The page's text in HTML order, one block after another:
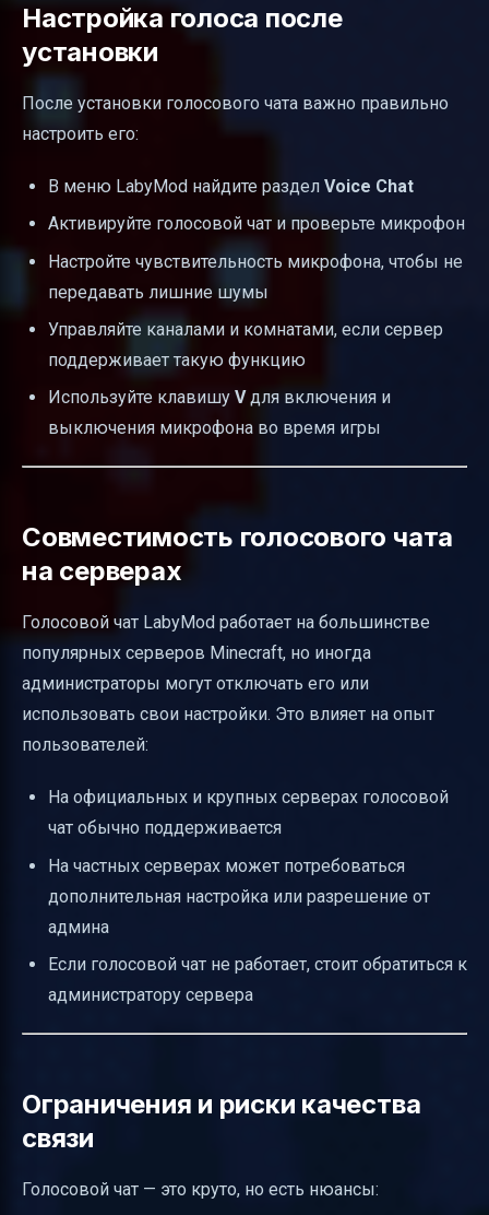
Настройка голоса после
установки
После установки голосового чата важно правильно
настроить его:
В меню LabyMod найдите раздел Voice Chat
Активируйте голосовой чат и проверьте микрофон
Настройте чувствительность микрофона, чтобы не
передавать лишние шумы
Управляйте каналами и комнатами, если сервер
поддерживает такую функцию
Используйте клавишу Vдля включения и
выключения микрофона во время игры
Совместимость голосового чата
на серверах
Голосовой чат LabyMod работает на большинстве
популярных серверов Minecraft, но иногда
администраторы могут отключать его или
использовать свои настройки. Это влияет на опыт
пользователей:
На официальных и крупных серверах голосовой
чат обычно поддерживается
На частных серверах может потребоваться
дополнительная настройка или разрешение от
админа
Если голосовой чат не работает, стоит обратиться к
администратору сервера
Ограничения и риски качества
связи
Голосовой чат — это круто, но есть нюансы: